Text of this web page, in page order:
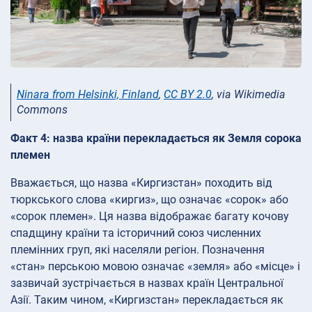
Ninara from Helsinki, Finland, CC BY 2.0, via Wikimedia
Commons
Факт 4: назва країни перекладається як Земля сорока
племен
Вважається, що назва «Киргизстан» походить від
тюркського слова «киргиз», що означає «сорок» або
«сорок племен». Ця назва відображає багату кочову
спадщину країни та історичний союз численних
племінних груп, які населяли регіон. Позначення
«стан» перською мовою означає «земля» або «місце» і
зазвичай зустрічається в назвах країн Центральної
Азії. Таким чином, «Киргизстан» перекладається як